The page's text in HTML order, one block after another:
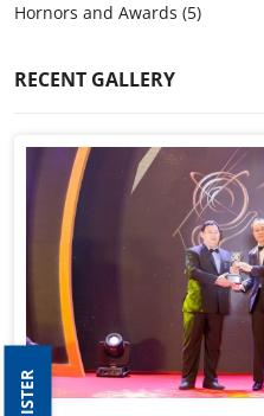
Hornors and Awards (5)
RECENT GALLERY